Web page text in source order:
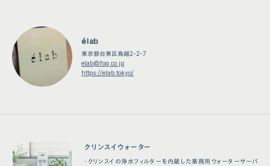
élab
東京都台東区鳥越2-2-7
elab@fog.co.jp
https://elab.tokyo/
クリンスイウォーター
・クリンスイの浄水フィルターを内蔵した業務用ウォーターサーバ